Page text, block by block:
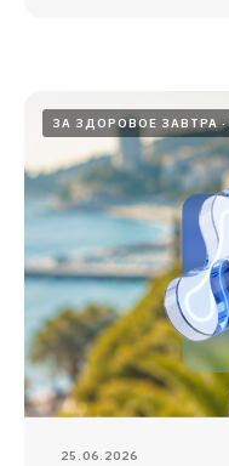
ЗА ЗДОРОВОЕ ЗАВТРА
25.06.2026